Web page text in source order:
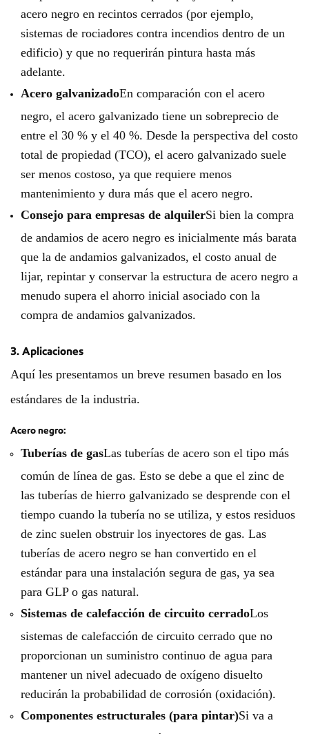
acero negro en recintos cerrados (por ejemplo,
sistemas de rociadores contra incendios dentro de un
edificio) y que no requerirán pintura hasta más
adelante.
Acero galvanizadoEn comparación con el acero
negro, el acero galvanizado tiene un sobreprecio de
entre el 30 % y el 40 %. Desde la perspectiva del costo
total de propiedad (TCO), el acero galvanizado suele
ser menos costoso, ya que requiere menos
mantenimiento y dura más que el acero negro.
Consejo para empresas de alquilerSi bien la compra
de andamios de acero negro es inicialmente más barata
que la de andamios galvanizados, el costo anual de
lijar, repintar y conservar la estructura de acero negro a
menudo supera el ahorro inicial asociado con la
compra de andamios galvanizados.
3. Aplicaciones
Aquí les presentamos un breve resumen basado en los
estándares de la industria.
Acero negro:
Tuberías de gasLas tuberías de acero son el tipo más
común de línea de gas. Esto se debe a que el zinc de
las tuberías de hierro galvanizado se desprende con el
tiempo cuando la tubería no se utiliza, y estos residuos
de zinc suelen obstruir los inyectores de gas. Las
tuberías de acero negro se han convertido en el
estándar para una instalación segura de gas, ya sea
para GLP o gas natural.
Sistemas de calefacción de circuito cerradoLos
sistemas de calefacción de circuito cerrado que no
proporcionan un suministro continuo de agua para
mantener un nivel adecuado de oxígeno disuelto
reducirán la probabilidad de corrosión (oxidación).
Componentes estructurales (para pintar)Si va a